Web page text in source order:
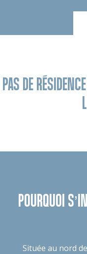
PAS DE
POURQUOI
Située au nord